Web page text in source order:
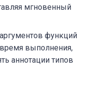
мгновенный
функций
выполнения,
аннотации типов